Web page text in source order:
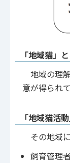
「地域猫」
地域の理
意が得られ
「地域猫活
その地域
飼育管理